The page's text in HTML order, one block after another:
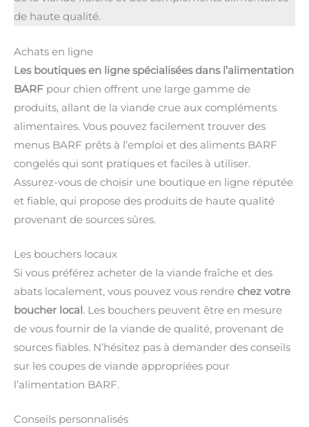
de haute qualité.
Achats en ligne
Les boutiques en ligne spécialisées dans l’alimentation
BARF pour chien offrent une large gamme de
produits, allant de la viande crue aux compléments
alimentaires. Vous pouvez facilement trouver des
menus BARF prêts à l’emploi et des aliments BARF
congelés qui sont pratiques et faciles à utiliser.
Assurez-vous de choisir une boutique en ligne réputée
et fiable, qui propose des produits de haute qualité
provenant de sources sûres.
Les bouchers locaux
Si vous préférez acheter de la viande fraîche et des
abats localement, vous pouvez vous rendre chez votre
boucher local. Les bouchers peuvent être en mesure
de vous fournir de la viande de qualité, provenant de
sources fiables. N’hésitez pas à demander des conseils
sur les coupes de viande appropriées pour
l’alimentation BARF.
Conseils personnalisés